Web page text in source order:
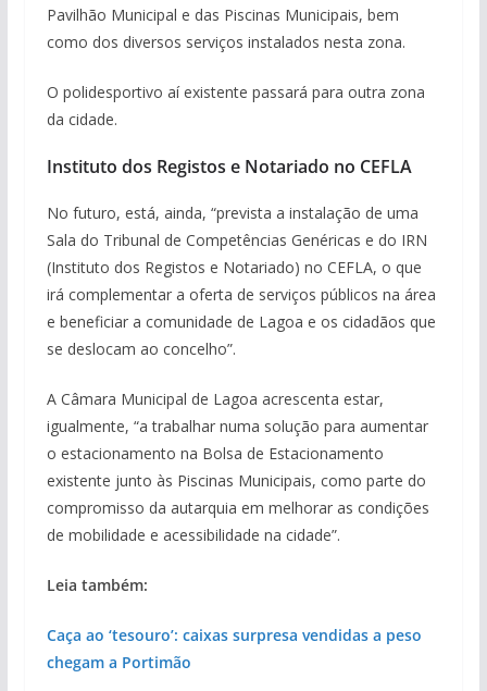
Pavilhão Municipal e das Piscinas Municipais, bem
como dos diversos serviços instalados nesta zona.
O polidesportivo aí existente passará para outra zona
da cidade.
Instituto dos Registos e Notariado no CEFLA
No futuro, está, ainda, “prevista a instalação de uma
Sala do Tribunal de Competências Genéricas e do IRN
(Instituto dos Registos e Notariado) no CEFLA, o que
irá complementar a oferta de serviços públicos na área
e beneficiar a comunidade de Lagoa e os cidadãos que
se deslocam ao concelho”.
A Câmara Municipal de Lagoa acrescenta estar,
igualmente, “a trabalhar numa solução para aumentar
o estacionamento na Bolsa de Estacionamento
existente junto às Piscinas Municipais, como parte do
compromisso da autarquia em melhorar as condições
de mobilidade e acessibilidade na cidade”.
Leia também:
Caça ao ‘tesouro’: caixas surpresa vendidas a peso
chegam a Portimão